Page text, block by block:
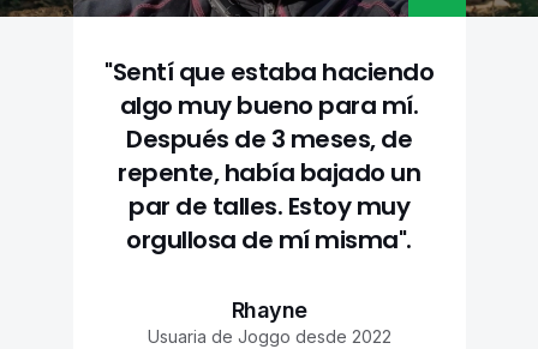
"Sentí que estaba haciendo
algo muy bueno para mí.
Después de 3 meses, de
repente, había bajado un
par de talles. Estoy muy
orgullosa de mí misma".
Rhayne
Usuaria de Joggo desde 2022